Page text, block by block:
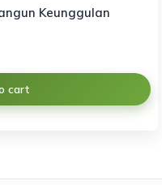
Keunggulan
cart